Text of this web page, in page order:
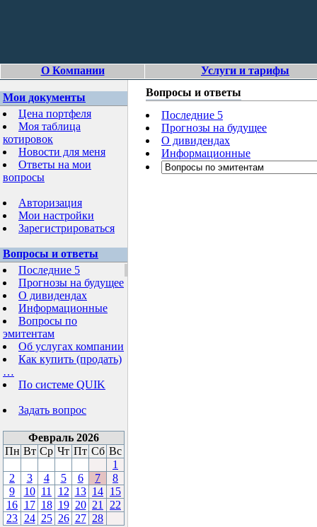
О Компании Услуги и тарифы
Мои документы
Цена портфеля
Моя таблица
котировок
Новости для меня
Ответы на мои
вопросы
Авторизация
Мои настройки
Зарегистрироваться
Вопросы и ответы
Последние 5
Прогнозы на будущее
О дивидендах
Информационные
Вопросы по
эмитентам
Об услугах компании
Как купить (продать)
…
По системе QUIK
Задать вопрос
Февраль 2026
Пн Вт Ср Чт Пт Сб Вс
1
2
3 4 5 6 7
8
9
10 11 12 13 14 15
16 17 18 19 20 21
22
23 24 25 26 27 28
Вопросы и ответы
Последние 5
Прогнозы на будущее
О дивидендах
Информационные